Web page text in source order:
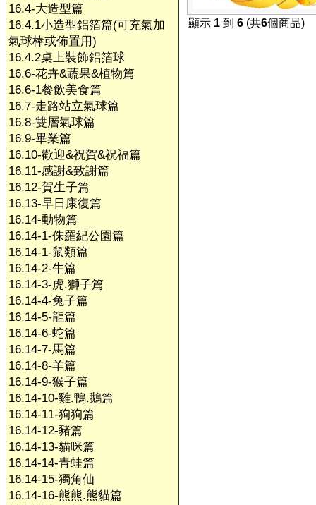
16.4-大造型篇
16.4.1小造型鋁箔篇(可充氣加
氣球棒或佈置用)
16.4.2桌上裝飾鋁箔球
16.6-花卉&蔬果&植物篇
16.6-1餐飲美食篇
16.7-走路站立氣球篇
16.8-雙層氣球篇
16.9-畢業篇
16.10-歡迎&祝賀&祝福篇
16.11-感謝&致謝篇
16.12-賀生子篇
16.13-早日康復篇
16.14-動物篇
16.14-1-侏羅紀公園篇
16.14-1-鼠類篇
16.14-2-牛篇
16.14-3-虎.獅子篇
16.14-4-兔子篇
16.14-5-龍篇
16.14-6-蛇篇
16.14-7-馬篇
16.14-8-羊篇
16.14-9-猴子篇
16.14-10-雞.鴨.鵝篇
16.14-11-狗狗篇
16.14-12-豬篇
16.14-13-貓咪篇
16.14-14-青蛙篇
16.14-15-獨角仙
16.14-16-熊熊.熊貓篇
顯示 1 到 6 (共6個商品)